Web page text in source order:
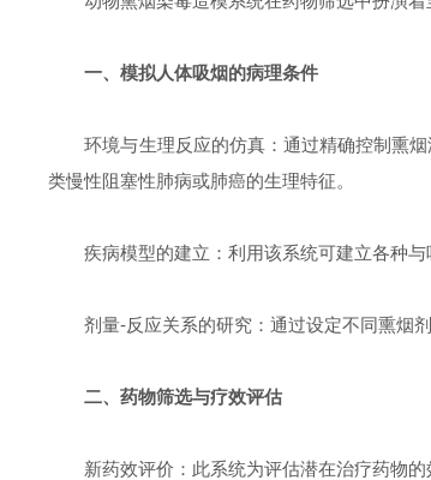
一、模拟人体吸烟的病理条件
环境与生理反应的仿真：通过精确控制熏烟
类慢性阻塞性肺病或肺癌的生理特征。
疾病模型的建立：利用该系统可建立各种与
剂量-反应关系的研究：通过设定不同熏烟剂
二、药物筛选与疗效评估
新药效评价：此系统为评估潜在治疗药物的